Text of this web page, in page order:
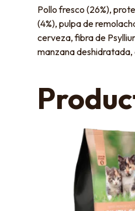
Pollo fresco (26%),
(4%), pulpa de
cerveza, fibra de
manzana